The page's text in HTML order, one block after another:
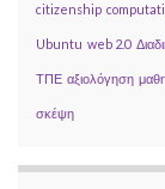
citizenship
Ubuntu web 2.0
ΤΠΕ αξιολόγηση
σκέψη